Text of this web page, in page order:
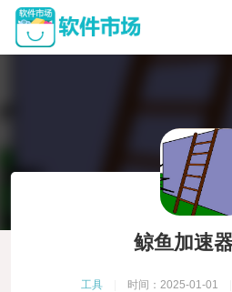
鲸鱼加速
工具 时间：2025-01-01